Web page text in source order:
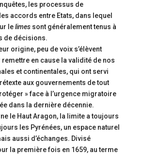
les processus de
accords entre Etats, dans lequel
lelimessont généralement tenus à
de décisions.
origine, peu de voix s’élèvent
remettre en cause la validité de nos
et continentales, qui ont servi
aux gouvernements de tout
» face à l’urgence migratoire
dans la dernière décennie.
le Haut Aragon, la limite a toujours
les Pyrénées, un espace naturel
aussi d’échanges. Divisé
la première fois en 1659, au terme